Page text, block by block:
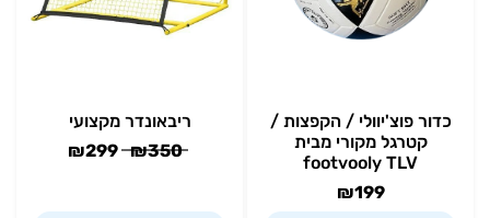
כדור פוצ'יוולי / הקפצות /
קטרגל מקורי מבית
footvooly TLV
₪199
ריבאונדר מקצועי
₪350
₪299